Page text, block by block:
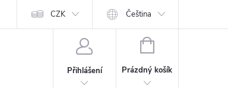
CZK Čeština
Přihlášení
NÁKUPNÍ
Prázdný košík